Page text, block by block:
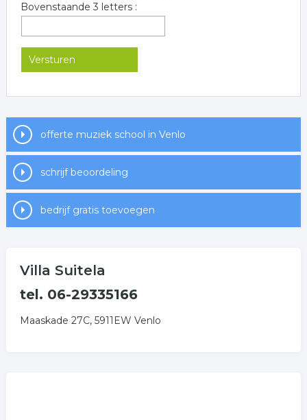
Bovenstaande 3 letters :
offerte muziek school in Venlo
schrijf beoordeling
bedrijf gratis toevoegen
Villa Suitela
tel. 06-29335166
Maaskade 27C, 5911EW Venlo